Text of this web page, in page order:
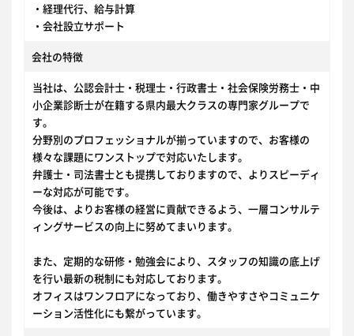
・経理代行、給与計算
・会社設立サポート
会社の特徴
当社は、公認会計士・税理士・行政書士・社会保険労務士・中
小企業診断士が在籍する県内最大クラスの専門家グループで
す。
分野別のプロフェッショナルが揃っていますので、お客様の
様々な課題にワンストップで対応いたします。
弁護士・司法書士とも提携しておりますので、よりスピーディ
ーな対応が可能です。
今後は、よりお客様の経営に貢献できるよう、一層コンサルテ
ィングサービスの向上に努めてまいります。
また、定期的な研修・勉強会により、スタッフの知識の底上げ
を行い最新の税制にも対応しております。
オフィスはワンフロアになっており、働きやすさやコミュニケ
ーション活性化にも繋がっています。